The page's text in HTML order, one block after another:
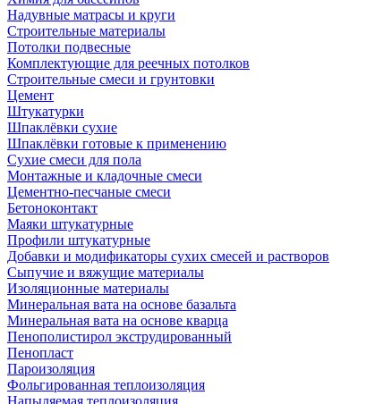
Надувные матрасы и круги
Строительные материалы
Потолки подвесные
Комплектующие для реечных потолков
Строительные смеси и грунтовки
Цемент
Штукатурки
Шпаклёвки сухие
Шпаклёвки готовые к применению
Сухие смеси для пола
Монтажные и кладочные смеси
Цементно-песчаные смеси
Бетоноконтакт
Маяки штукатурные
Профили штукатурные
Добавки и модификаторы сухих смесей и растворов
Сыпучие и вяжущие материалы
Изоляционные материалы
Минеральная вата на основе базальта
Минеральная вата на основе кварца
Пенополистирол экструдированный
Пенопласт
Пароизоляция
Фольгированная теплоизоляция
Напыляемая теплоизоляция